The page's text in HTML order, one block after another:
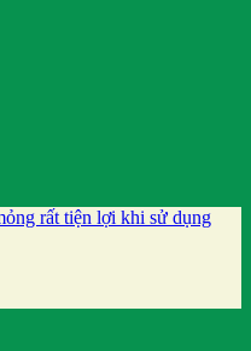
rất tiện lợi khi sử dụng